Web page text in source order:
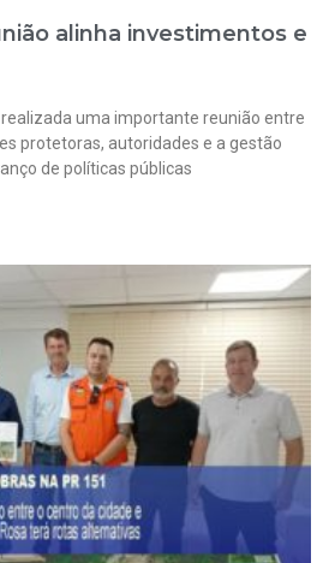
alinha investimentos e
uma importante reunião entre
protetoras, autoridades e a gestão
de políticas públicas